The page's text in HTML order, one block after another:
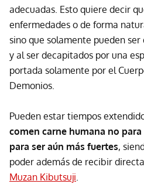
adecuadas. Esto quiere decir
enfermedades o de forma
sino que solamente pueden
y al ser decapitados por una
portada solamente por el
Demonios.
Pueden estar tiempos
comen carne humana no
para ser aún más fuertes,
poder además de recibir
Muzan Kibutsuji